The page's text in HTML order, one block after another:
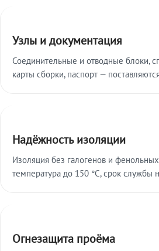
Узлы и документация
Соединительные и отводные блоки,
карты сборки, паспорт —
Надёжность изоляции
Изоляция без галогенов и
температура до 150 °C, срок службы
Огнезащита проёма